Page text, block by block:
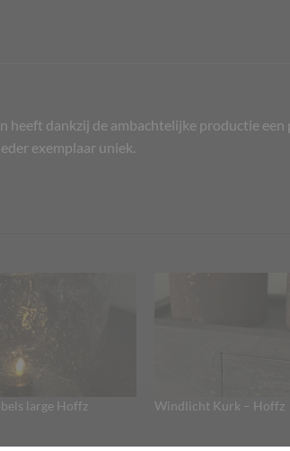
heeft dankzij de ambachtelijke productie een
exemplaar uniek.
large Hoffz Windlicht Kurk – Hoffz